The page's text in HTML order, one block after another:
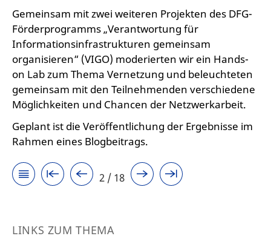
Gemeinsam mit zwei weiteren Projekten des DFG-
Förderprogramms „Verantwortung für
Informationsinfrastrukturen gemeinsam
organisieren“ (VIGO) moderierten wir ein Hands-
on Lab zum Thema Vernetzung und beleuchteten
gemeinsam mit den Teilnehmenden verschiedene
Möglichkeiten und Chancen der Netzwerkarbeit.
Geplant ist die Veröffentlichung der Ergebnisse im
Rahmen eines Blogbeitrags.
2 / 18
LINKS ZUM THEMA